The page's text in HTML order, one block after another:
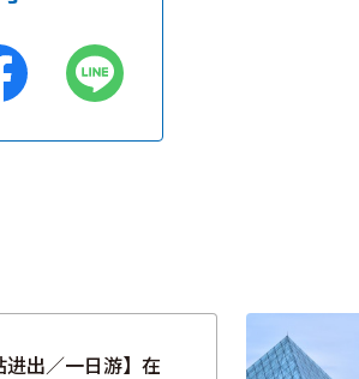
进出／一日游】在